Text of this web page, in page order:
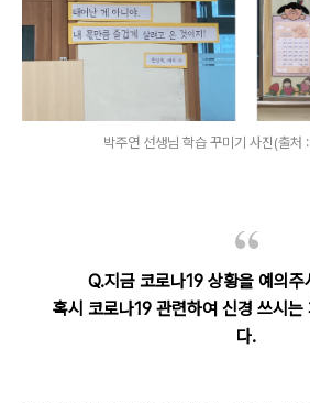
박주연 선생님 학습 꾸미기 사진(출처
Q.지금 코로나19 상황을 예의주
혹시 코로나19 관련하여 신경 쓰시는
다.